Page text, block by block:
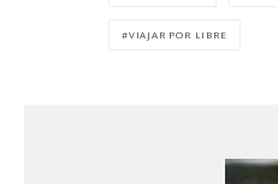
VIAJAR POR LIBRE